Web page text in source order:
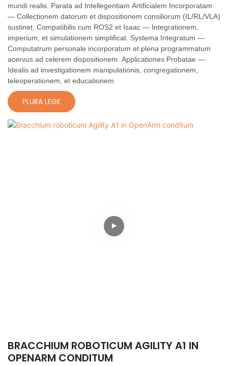
mundi realis. Parata ad Intellegentiam Artificialem Incorporatam
— Collectionem datorum et dispositionem consiliorum (IL/RL/VLA)
sustinet. Compatibilis cum ROS2 et Isaac — Integrationem,
imperium, et simulationem simplificat. Systema Integratum —
Computatrum personale incorporatum et plena programmatum
acervus ad celerem dispositionem. Applicationes Probatae —
Idealis ad investigationem manipulationis, congregationem,
teleoperationem, et educationem.
PLURA LEGE
BRACCHIUM ROBOTICUM AGILITY A1 IN
OPENARM CONDITUM